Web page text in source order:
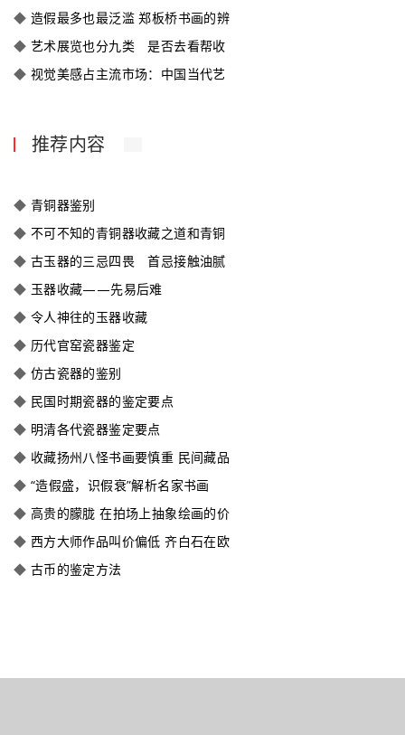
◆ 造假最多也最泛滥 郑板桥书画的辨
◆ 艺术展览也分九类 是否去看帮收
◆ 视觉美感占主流市场：中国当代艺
推荐内容
◆ 青铜器鉴别
◆ 不可不知的青铜器收藏之道和青铜
◆ 古玉器的三忌四畏 首忌接触油腻
◆ 玉器收藏——先易后难
◆ 令人神往的玉器收藏
◆ 历代官窑瓷器鉴定
◆ 仿古瓷器的鉴别
◆ 民国时期瓷器的鉴定要点
◆ 明清各代瓷器鉴定要点
◆ 收藏扬州八怪书画要慎重 民间藏品
◆ “造假盛，识假衰”解析名家书画
◆ 高贵的朦胧 在拍场上抽象绘画的价
◆ 西方大师作品叫价偏低 齐白石在欧
◆ 古币的鉴定方法